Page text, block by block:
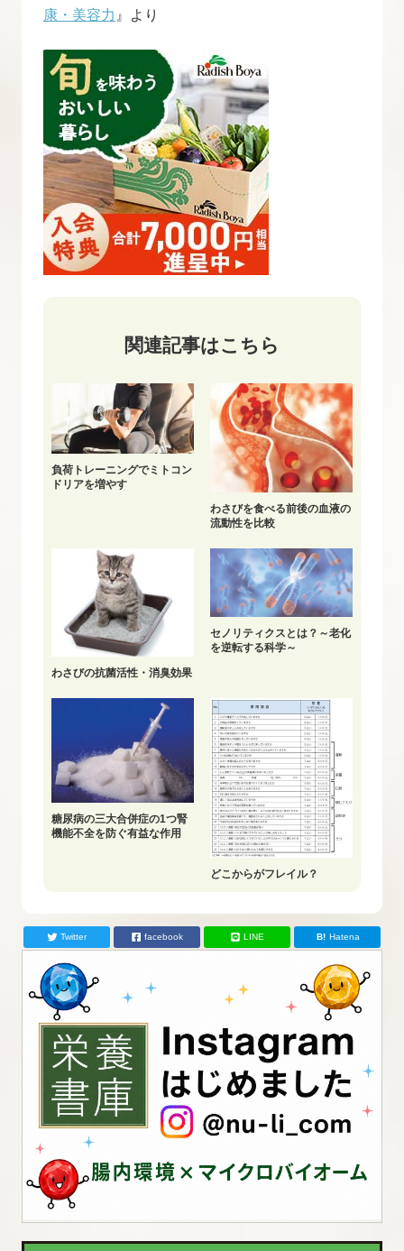
康・美容力 』より
関連記事はこちら
負荷トレーニングでミトコン
ドリアを増やす
わさびを食べる前後の血液の
流動性を比較
わさびの抗菌活性・消臭効果
セノリティクスとは？～老化
を逆転する科学～
糖尿病の三大合併症の1つ腎
機能不全を防ぐ有益な作用
どこからがフレイル？
Twitter facebook LINE Hatena